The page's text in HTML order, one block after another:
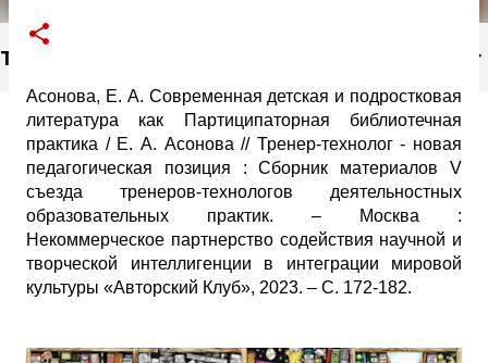
Тэги
Асонова, Е. А. Современная детская и подростковая
литература как Партиципаторная библиотечная
практика / Е. А. Асонова // Тренер-технолог - новая
педагогическая позиция : Сборник материалов V
съезда тренеров-технологов деятельностных
образовательных практик. – Москва :
Некоммерческое партнерство содействия научной и
творческой интеллигенции в интеграции мировой
культуры «Авторский Клуб», 2023. – С. 172-182.